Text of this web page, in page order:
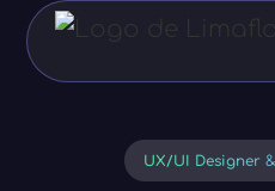
UX/UI Designer